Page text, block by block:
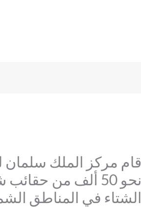
قام مركز الملك سلمان
نحو 50 ألف من
الشتاء في المناطق